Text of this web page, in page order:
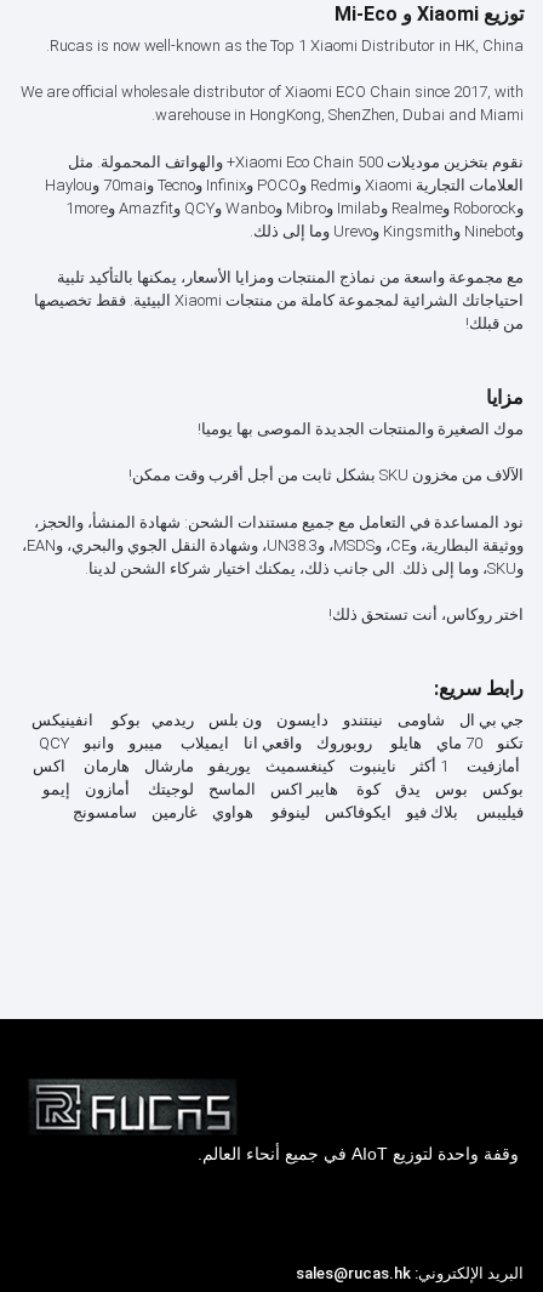
توزيع Xiaomi و Mi-Eco
Rucas is now well-known as the Top 1 Xiaomi Distributor in HK, China.
We are official wholesale distributor of Xiaomi ECO Chain since 2017, with
warehouse in HongKong, ShenZhen, Dubai and Miami.
نقوم بتخزين موديلات Xiaomi Eco Chain 500+ والهواتف المحمولة. مثل
العلامات التجارية Xiaomi وRedmi وPOCO وInfinix وTecno و70mai وHaylou
وRoborock وRealme وImilab وMibro وWanbo وQCY وAmazfit و1more
وNinebot وKingsmith وUrevo وما إلى ذلك.
مع مجموعة واسعة من نماذج المنتجات ومزايا الأسعار، يمكنها بالتأكيد تلبية
احتياجاتك الشرائية لمجموعة كاملة من منتجات Xiaomi البيئية. فقط تخصيصها
من قبلك!
مزايا
موك الصغيرة والمنتجات الجديدة الموصى بها يوميا!
الآلاف من مخزون SKU بشكل ثابت من أجل أقرب وقت ممكن!
نود المساعدة في التعامل مع جميع مستندات الشحن: شهادة المنشأ، والحجز،
ووثيقة البطارية، وCE، وMSDS، وUN38.3، وشهادة النقل الجوي والبحري، وEAN،
وSKU، وما إلى ذلك. الى جانب ذلك، يمكنك اختيار شركاء الشحن لدينا.
اختر روكاس، أنت تستحق ذلك!
رابط سريع:
جي بي ال شاومى نينتندو دايسون ون بلس ريدمي بوكو
انفينيكس
تكنو 70 ماي هايلو روبوروك واقعي انا ايميلاب ميبرو وانبو
أمازفيت
1 أكثر ناينبوتكينغسميث يوريفو مارشال هارمان
اكس
بوكس بوس يدقكوة هايبر اكس الماسح لوجيتك أمازون
إيمو
فيليبس
بلاك فيو ايكوفاكس لينوفو هواوي غارمين سامسونج
وقفة واحدة لتوزيع AIoT في جميع أنحاء العالم.
البريد الإلكتروني: sales@rucas.hk